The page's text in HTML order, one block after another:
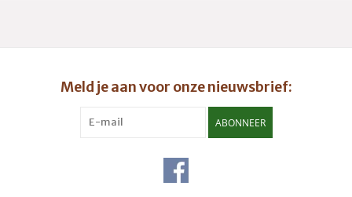
aandacht met deze prachtige set!
Meld je aan voor onze nieuwsbrief:
ABONNEER